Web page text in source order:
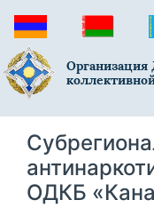
Организация
ОДКБ